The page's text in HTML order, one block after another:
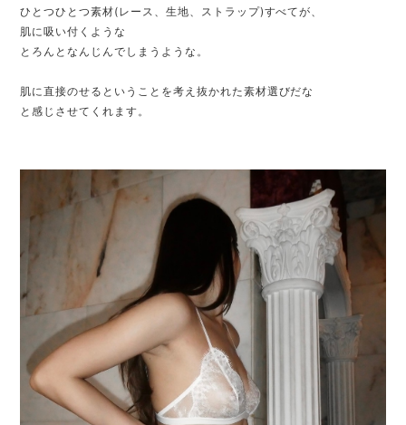
ひとつひとつ素材(レース、生地、ストラップ)すべてが、
肌に吸い付くような
とろんとなんじんでしまうような。
肌に直接のせるということを考え抜かれた素材選びだな
と感じさせてくれます。